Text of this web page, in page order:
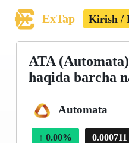
ExTap Kirish /
ATA
haqida barcha
Automata
↑ 0.00%